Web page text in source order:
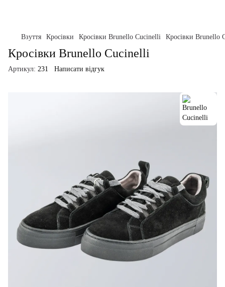
Взуття Кросівки Кросівки Brunello Cucinelli Кросівки Brunello
Кросівки Brunello Cucinelli
Артикул: 231 Написати відгук